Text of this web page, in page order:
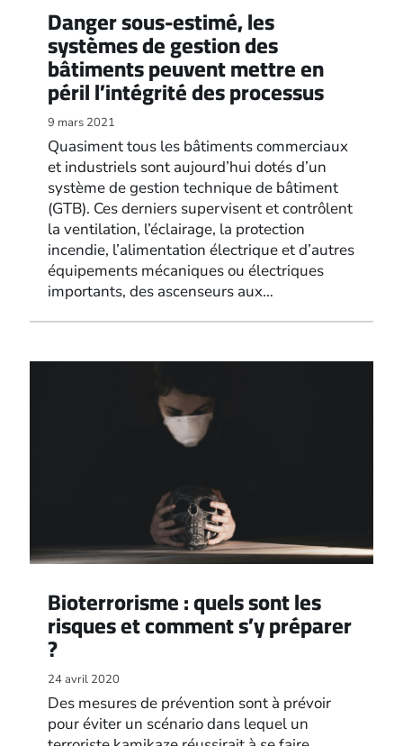
Danger sous-estimé, les
systèmes de gestion des
bâtiments peuvent mettre en
péril l’intégrité des processus
9 mars 2021
Quasiment tous les bâtiments commerciaux
et industriels sont aujourd’hui dotés d’un
système de gestion technique de bâtiment
(GTB). Ces derniers supervisent et contrôlent
la ventilation, l’éclairage, la protection
incendie, l’alimentation électrique et d’autres
équipements mécaniques ou électriques
importants, des ascenseurs aux…
Bioterrorisme : quels sont les
risques et comment s’y préparer
?
24 avril 2020
Des mesures de prévention sont à prévoir
pour éviter un scénario dans lequel un